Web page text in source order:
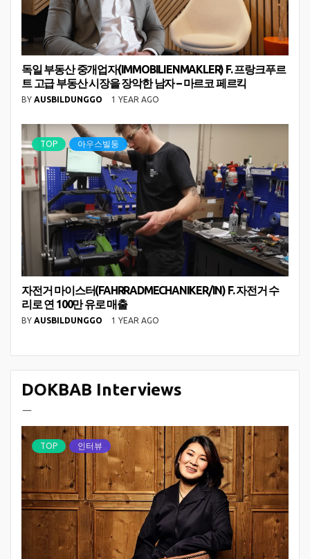
독일 부동산 중개업자(IMMOBILIENMAKLER) F. 프랑크푸르
트 고급 부동산 시장을 장악한 남자 – 마르코 페르킥
BY AUSBILDUNGGO 1 YEAR AGO
TOP 아우스빌둥
자전거 마이스터(FAHRRADMECHANIKER/IN) F. 자전거 수
리로 연 100만 유로 매출
BY AUSBILDUNGGO 1 YEAR AGO
DOKBAB Interviews
ㅡ
TOP 인터뷰